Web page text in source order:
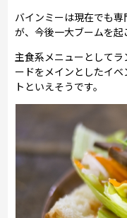
バインミーは現在でも
が、今後一大ブームを起
主食系メニューとして
ードをメインとしたイ
トといえそうです。